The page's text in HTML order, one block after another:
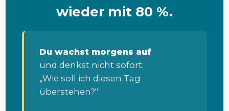
wieder mit 80 %.
Du wachst morgens auf
und denkst nicht sofort:
„Wie soll ich diesen Tag
überstehen?"